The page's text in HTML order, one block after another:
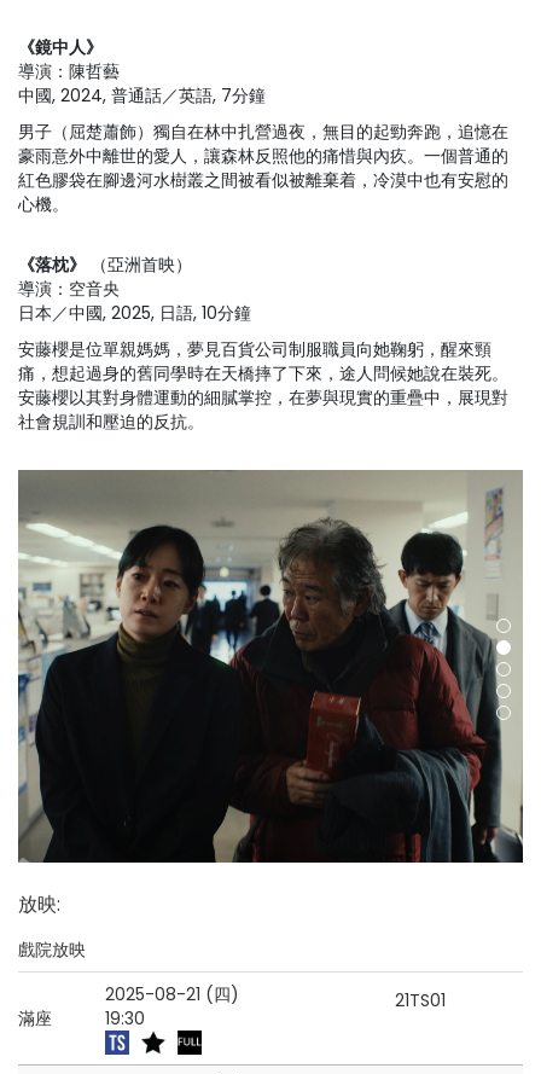
《鏡中人》
導演：陳哲藝
中國, 2024, 普通話／英語, 7分鐘
男子（屈楚蕭飾）獨自在林中扎營過夜，無目的起勁奔跑，追憶在
豪雨意外中離世的愛人，讓森林反照他的痛惜與內疚。一個普通的
紅色膠袋在腳邊河水樹叢之間被看似被離棄着，冷漠中也有安慰的
心機。
《落枕》
（亞洲首映）
導演：空音央
日本／中國, 2025, 日語, 10分鐘
安藤櫻是位單親媽媽，夢見百貨公司制服職員向她鞠躬，醒來頸
痛，想起過身的舊同學時在天橋摔了下來，途人問候她說在裝死。
安藤櫻以其對身體運動的細膩掌控，在夢與現實的重疊中，展現對
社會規訓和壓迫的反抗。
放映:
戲院放映
滿座
2025-08-21 (四)
19:30
21TS01